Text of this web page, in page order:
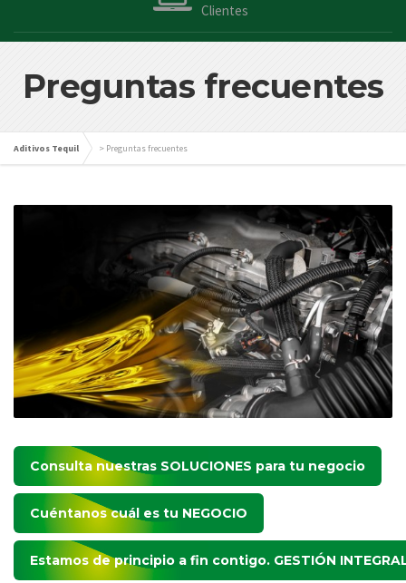
Clientes
Preguntas frecuentes
Aditivos Tequil > Preguntas frecuentes
Consulta nuestras SOLUCIONES para tu negocio
Cuéntanos cuál es tu NEGOCIO
Estamos de principio a fin contigo. GESTIÓN